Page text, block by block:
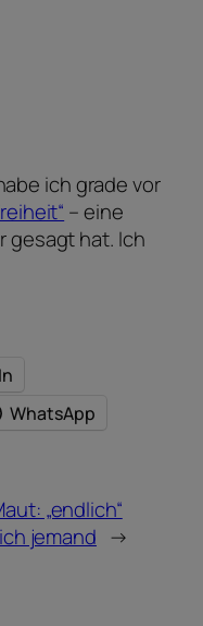
ich grade vor
– eine
gesagt hat. Ich
WhatsApp
„endlich“
jemand →